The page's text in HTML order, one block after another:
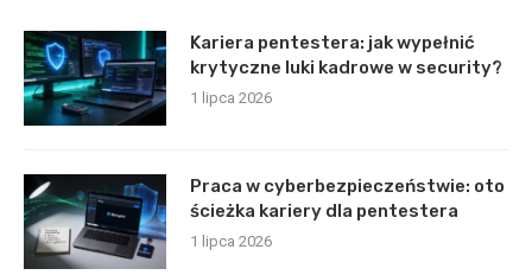
Kariera pentestera: jak wypełnić
krytyczne luki kadrowe w security?
1 lipca 2026
Praca w cyberbezpieczeństwie: oto
ścieżka kariery dla pentestera
1 lipca 2026